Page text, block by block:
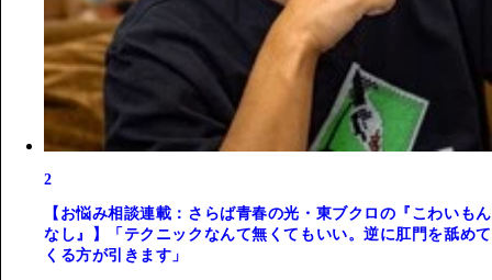
2
【お悩み相談連載：さらば青春の光・東ブクロの『こわいもん
なし』】「テクニックなんて無くてもいい。逆に肛門を舐めて
くる方が引きます」